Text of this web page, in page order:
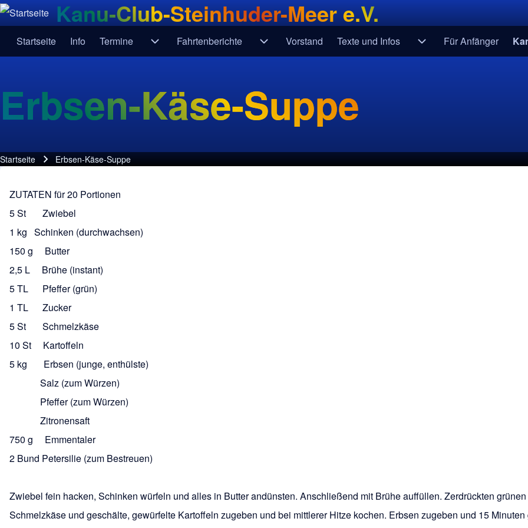
Kanu-Club-Steinhuder-Meer e.V.
Navigation
Startseite Info Termine Fahrtenberichte Vorstand Texte und Infos
Unternavigation von
Für Anfänger
Erbsen-Käse-Suppe
Startseite Erbsen-Käse-Suppe
ZUTATEN für 20 Portionen
5 St Zwiebel
1 kg Schinken (durchwachsen)
150 g Butter
2,5 L Brühe (instant)
5 TL Pfeffer (grün)
1 TL Zucker
5 St Schmelzkäse
10 St Kartoffeln
5 kg Erbsen (junge, enthülste)
Salz (zum Würzen)
Pfeffer (zum Würzen)
Zitronensaft
750 g Emmentaler
2 Bund Petersilie (zum Bestreuen)
Zwiebel fein hacken, Schinken würfeln und alles in Butter andünsten. Anschließend mit Brühe auffüllen. Zerdrückten grünen
Schmelzkäse und geschälte, gewürfelte Kartoffeln zugeben und bei mittlerer Hitze kochen. Erbsen zugeben und 15